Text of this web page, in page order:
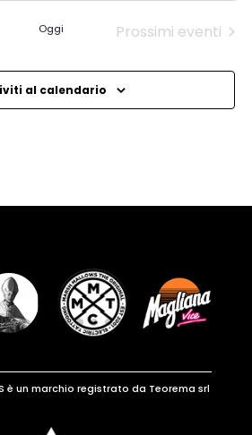
Oggi Prossimi eventi
al calendario
è un marchio registrato da Teorema srl